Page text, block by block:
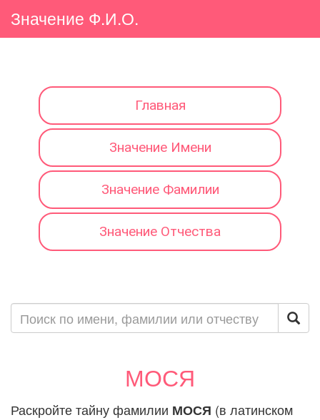
Значение Ф.И.О.
Главная
Значение Имени
Значение Фамилии
Значение Отчества
МОСЯ
Раскройте тайну фамилии МОСЯ (в латинском